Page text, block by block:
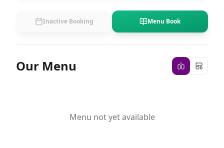
Inactive Booking Menu Book
Our Menu
Menu not yet available